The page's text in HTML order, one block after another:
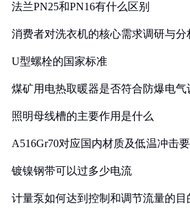
法兰PN25和PN16有什么区别
消费者对洗衣机的核心需求调研与分
U型螺栓的国家标准
煤矿用电热取暖器是否符合防爆电气
照明母线槽的主要作用是什么
A516Gr70对应国内材质及低温冲击
镀镍钢带可以过多少电流
计量泵如何达到控制和调节流量的目